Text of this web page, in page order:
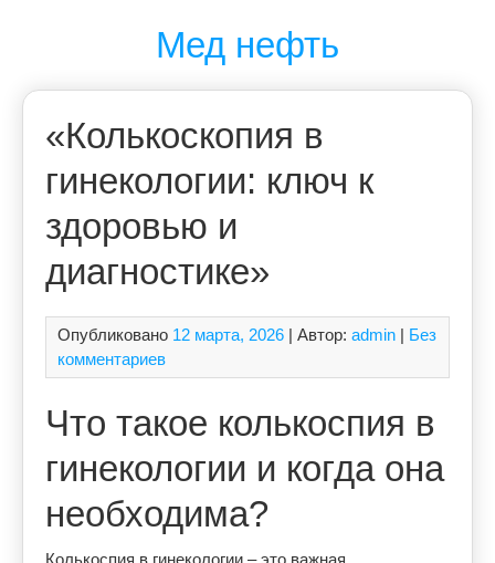
Мед нефть
«Колькоскопия в
гинекологии: ключ к
здоровью и
диагностике»
Опубликовано 12 марта, 2026 | Автор: admin | Без
комментариев
Что такое колькоспия в
гинекологии и когда она
необходима?
Колькоспия в гинекологии – это важная